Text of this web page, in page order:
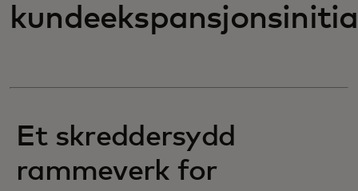
Et skreddersydd
rammeverk for